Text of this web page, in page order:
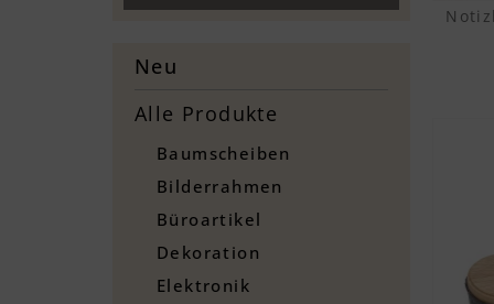
Glas
Holz
Kirschholz
Kunststoff
Metall
Nussbaum
Transparent
Weihnachten
Giraffe
Mond mit Teddy
Quadratisch
Rechteckig
Neu
Alle Produkte
Baumscheiben
Bilderrahmen
Büroartikel
Dekoration
Elektronik